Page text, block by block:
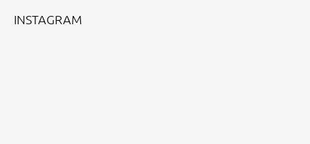
INSTAGRAM